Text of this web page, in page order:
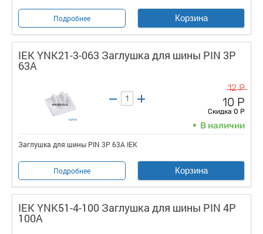
Подробнее Корзина
IEK YNK21-3-063 Заглушка для шины PIN 3P
63А
12 Р
10 Р
Скидка 0 Р
В наличии
Заглушка для шины PIN 3P 63А IEK
Подробнее Корзина
IEK YNK51-4-100 Заглушка для шины PIN 4Р
100А